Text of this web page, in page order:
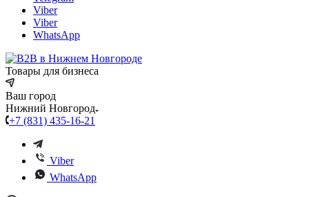
Viber
Viber
WhatsApp
Товары для бизнеса
Ваш город
Нижний Новгород
+7 (831) 435-16-21
Viber
WhatsApp